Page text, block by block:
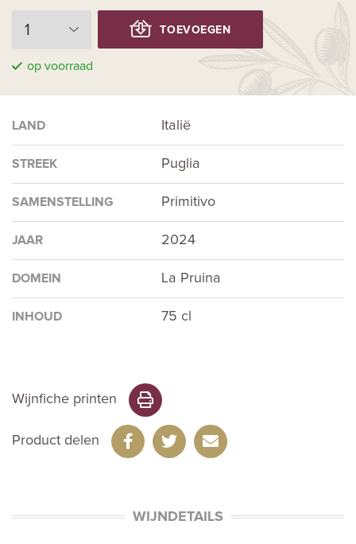
TOEVOEGEN
op voorraad
LAND Italië
STREEK Puglia
SAMENSTELLING Primitivo
JAAR 2024
DOMEIN La Pruina
INHOUD 75 cl
Wijnfiche printen
Product delen
WIJNDETAILS